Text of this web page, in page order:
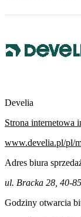
Develia
Strona internetowa
www.develia.pl/pl/
Adres biura
ul. Bracka 28, 40-
Godziny otwarcia